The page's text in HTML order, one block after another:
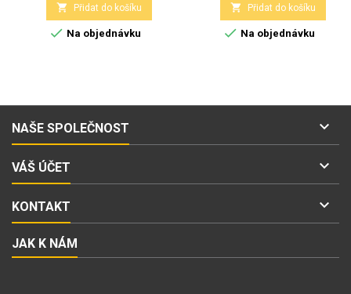
 Přidat do košíku
 Na objednávku
 Přidat do košíku
 Na objednávku
NAŠE SPOLEČNOST 
VÁŠ ÚČET 
KONTAKT 
JAK K NÁM